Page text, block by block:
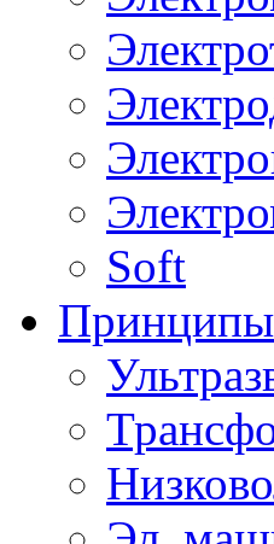
Soft
Принципы